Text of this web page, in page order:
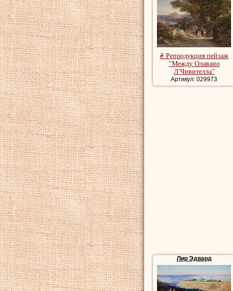
₴ Репродукция пейзаж
"Между Олавано
Л'Чивителла"
Артикул: 029973
Лир Эдвард